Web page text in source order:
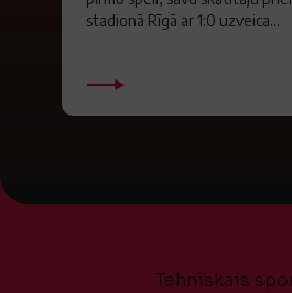
stadionā Rīgā ar 1:0 uzveica...
Tehniskais